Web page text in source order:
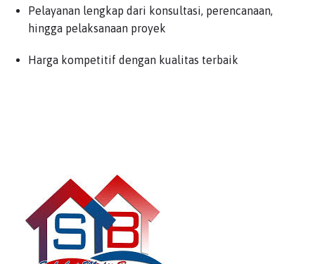
Pelayanan lengkap dari konsultasi, perencanaan,
hingga pelaksanaan proyek
Harga kompetitif dengan kualitas terbaik